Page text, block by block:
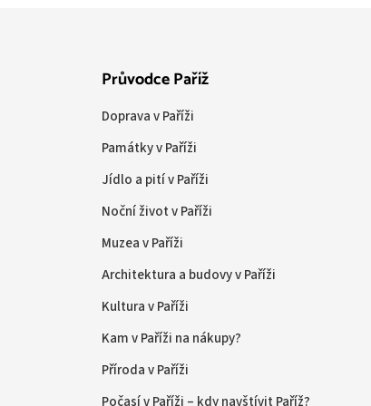
Průvodce Paříž
Doprava v Paříži
Památky v Paříži
Jídlo a pití v Paříži
Noční život v Paříži
Muzea v Paříži
Architektura a budovy v Paříži
Kultura v Paříži
Kam v Paříži na nákupy?
Příroda v Paříži
Počasí v Paříži – kdy navštívit Paříž?